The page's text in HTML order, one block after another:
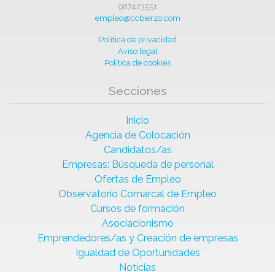
987423551
empleo@ccbierzo.com
Política de privacidad
Aviso legal
Política de cookies
Secciones
Inicio
Agencia de Colocación
Candidatos/as
Empresas: Búsqueda de personal
Ofertas de Empleo
Observatorio Comarcal de Empleo
Cursos de formación
Asociacionismo
Emprendedores/as y Creación de empresas
Igualdad de Oportunidades
Noticias